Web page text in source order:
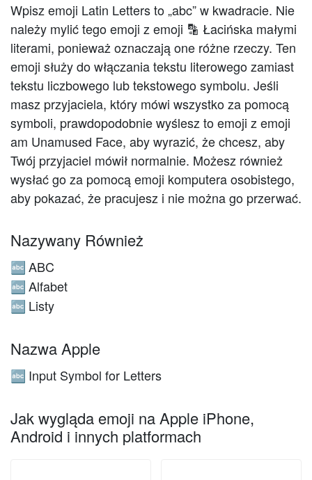
Wpisz emoji Latin Letters to „abc” w kwadracie. Nie
należy mylić tego emoji z emoji 🔡 Łacińska małymi
literami, ponieważ oznaczają one różne rzeczy. Ten
emoji służy do włączania tekstu literowego zamiast
tekstu liczbowego lub tekstowego symbolu. Jeśli
masz przyjaciela, który mówi wszystko za pomocą
symboli, prawdopodobnie wyślesz to emoji z emoji
am Unamused Face, aby wyrazić, że chcesz, aby
Twój przyjaciel mówił normalnie. Możesz również
wysłać go za pomocą emoji komputera osobistego,
aby pokazać, że pracujesz i nie można go przerwać.
Nazywany Również
🔤 ABC
🔤 Alfabet
🔤 Listy
Nazwa Apple
🔤 Input Symbol for Letters
Jak wygląda emoji na Apple iPhone,
Android i innych platformach